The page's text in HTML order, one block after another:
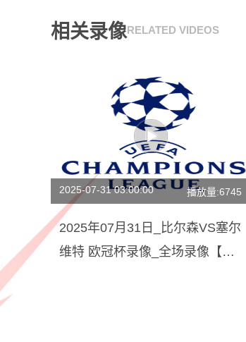
相关录像RELATED VIDEOS
2025-07-31 03:00:00 播放量:6745
2025年07月31日_比尔森VS塞尔
维特 欧冠杯录像_全场录像【视